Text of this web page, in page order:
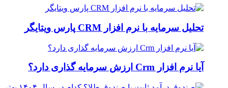
تحلیل سرمایه با نرم افزار CRM پارس ویتایگر
آیا نرم افزار Crm ارزش سرمایه گذاری دارد؟